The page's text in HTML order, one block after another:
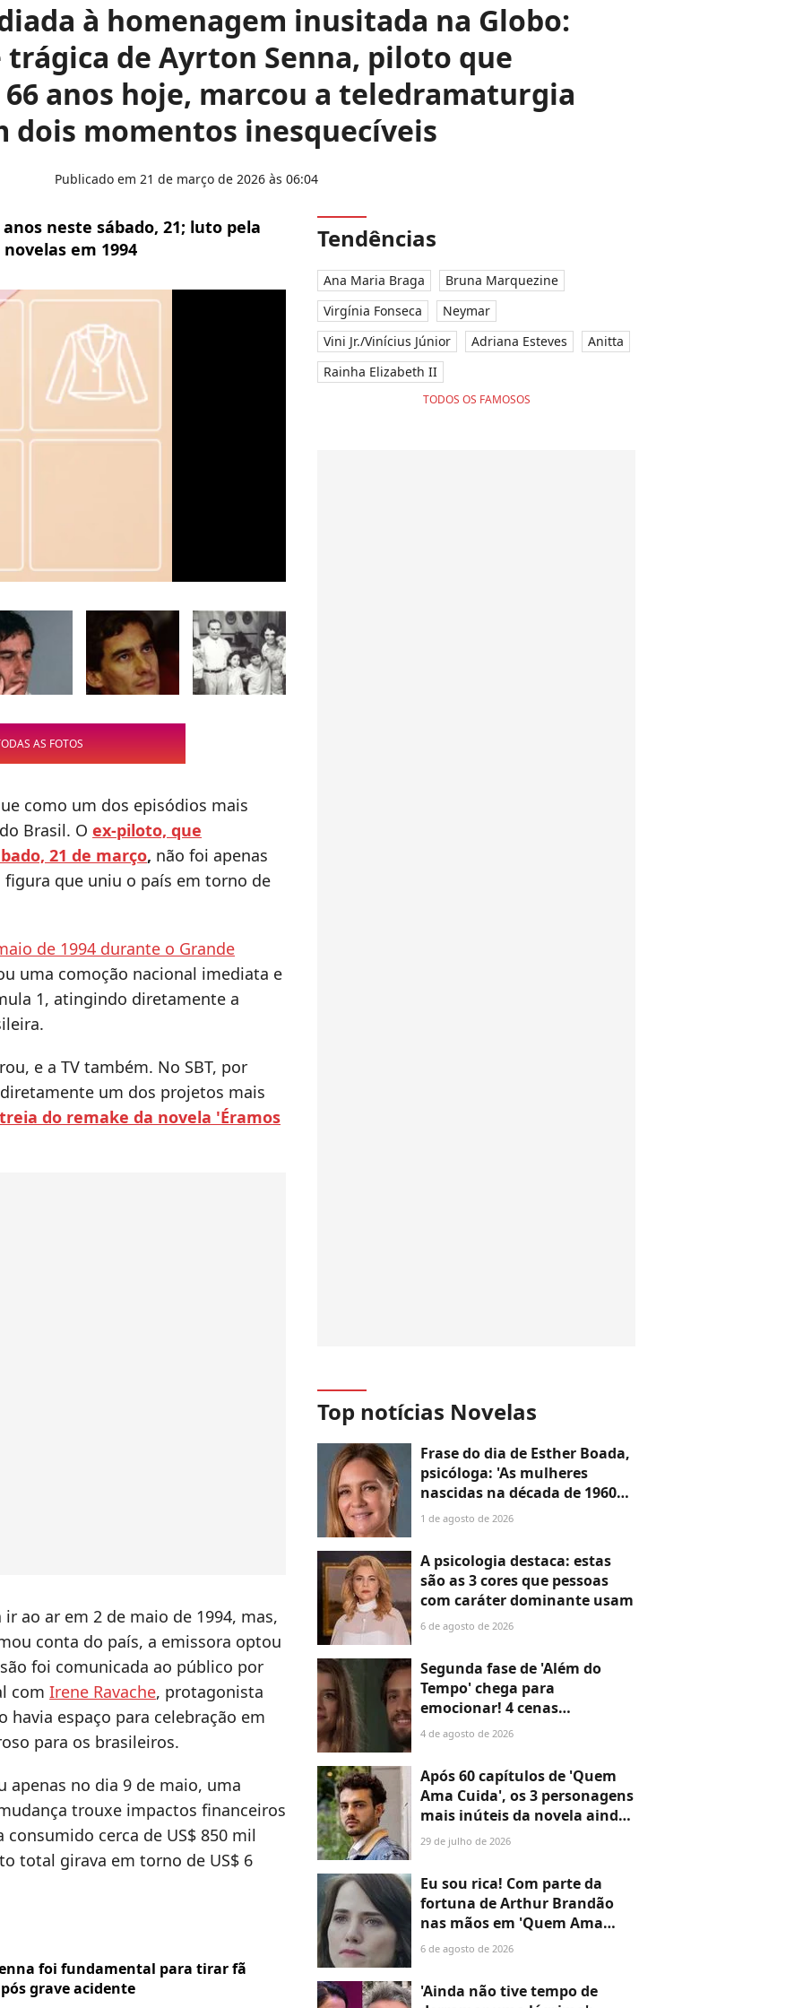
à homenagem inusitada na Globo:
de Ayrton Senna, piloto que
anos hoje, marcou a teledramaturgia
dois momentos inesquecíveis
Publicado em 21 de março de 2026 às 06:04
neste sábado, 21; luto pela
em 1994
AS FOTOS
como um dos episódios mais
Brasil. O ex-piloto, que
21 de março, não foi apenas
que uniu o país em torno de
de 1994 durante o Grande
uma comoção nacional imediata e
1, atingindo diretamente a
e a TV também. No SBT, por
um dos projetos mais
do remake da novela 'Éramos
ao ar em 2 de maio de 1994, mas,
conta do país, a emissora optou
foi comunicada ao público por
com Irene Ravache, protagonista
espaço para celebração em
para os brasileiros.
apenas no dia 9 de maio, uma
trouxe impactos financeiros
cerca de US$ 850 mil
total girava em torno de US$ 6
foi fundamental para tirar fã
grave acidente
Tendências
Ana Maria Braga
Bruna Marquezine
Virgínia Fonseca
Neymar
Vini Jr./Vinícius Júnior
Adriana Esteves
Anitta
Rainha Elizabeth II
TODOS OS FAMOSOS
Top notícias Novelas
Frase do dia de Esther Boada,
psicóloga: 'As mulheres
nascidas na década de 1960
cresceram com a ideia de que
tudo, porque era isso que a
sociedade exigia'
1 de agosto de 2026
A psicologia destaca: estas
são as 3 cores que pessoas
com caráter dominante usam
6 de agosto de 2026
Segunda fase de 'Além do
Tempo' chega para
emocionar! 4 cenas
marcantes do primeiro
não perde o fôlego
4 de agosto de 2026
Após 60 capítulos de 'Quem
Ama Cuida', os 3 personagens
mais inúteis da novela ainda
não disseram a que vieram —
desperdício
29 de julho de 2026
Eu sou rica! Com parte da
fortuna de Arthur Brandão
nas mãos em 'Quem Ama
Cuida', Adriana compra a
passo em vingança com
ajuda de Iuri
6 de agosto de 2026
'Ainda não tive tempo de